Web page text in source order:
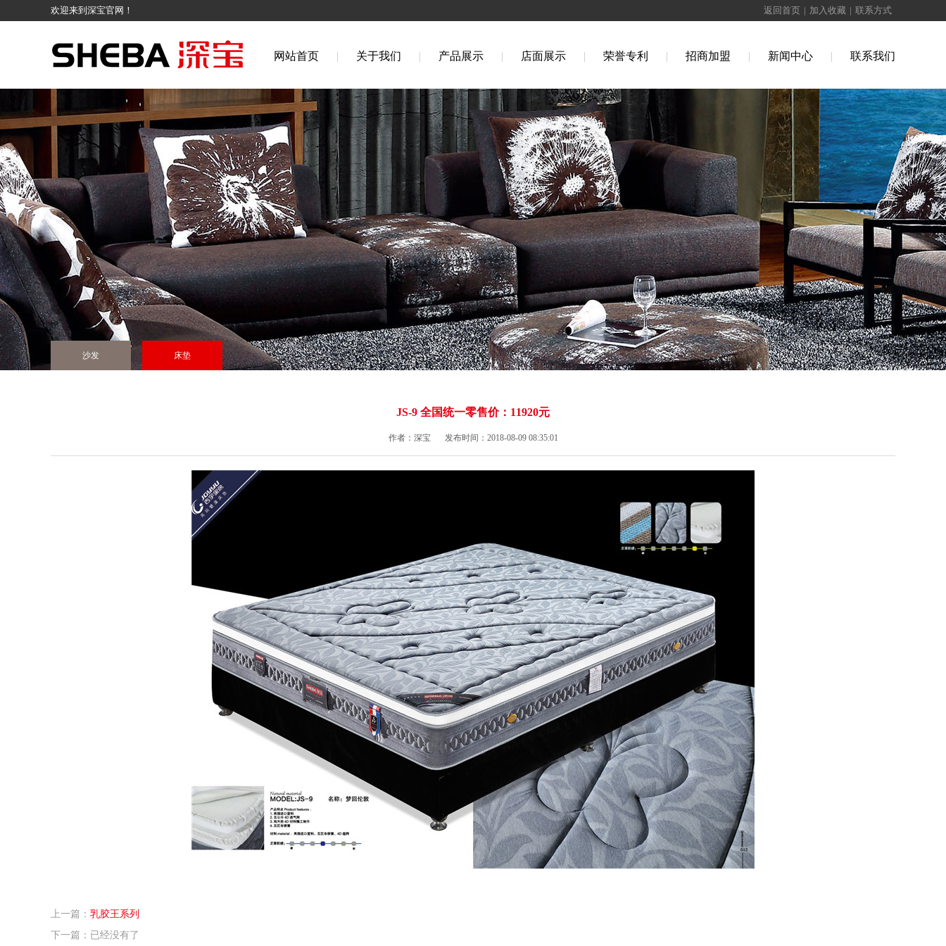
欢迎来到深宝官网！ 返回首页 | 加入收藏 | 联系方式
网站首页 | 关于我们 | 产品展示 | 店面展示 | 荣誉专利 | 招商加盟 | 新闻中心 | 联系我们
沙发 床垫
JS-9 全国统一零售价：11920元
作者：深宝 发布时间：2018-08-09 08:35:01
上一篇： 乳胶王系列
下一篇：已经没有了